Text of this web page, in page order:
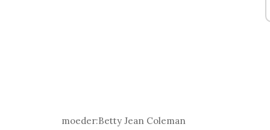
moeder:Betty Jean Coleman